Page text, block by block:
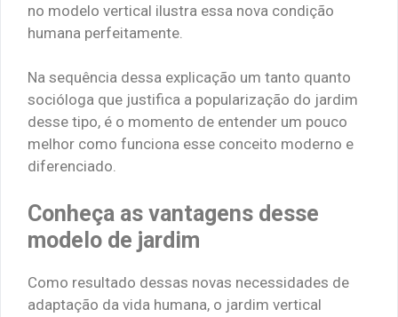
no modelo vertical ilustra essa nova condição
humana perfeitamente.
Na sequência dessa explicação um tanto quanto
socióloga que justifica a popularização do jardim
desse tipo, é o momento de entender um pouco
melhor como funciona esse conceito moderno e
diferenciado.
Conheça as vantagens desse
modelo de jardim
Como resultado dessas novas necessidades de
adaptação da vida humana, o jardim vertical